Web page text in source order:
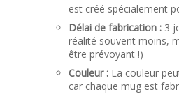
est créé spécialement
Délai de fabrication : 3
réalité souvent moins,
être prévoyant !)
Couleur : La couleur
car chaque mug est